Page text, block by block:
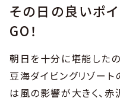
その日の良いポ
GO！
朝日を十分に堪能した
豆海ダイビングリゾー
は風の影響が大きく、